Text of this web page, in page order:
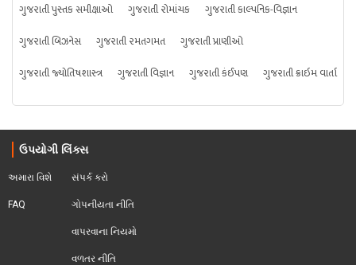
ગુજરાતી પુસ્તક સમીક્ષાઓ
ગુજરાતી રોમાંચક
ગુજરાતી કાલ્પનિક-વિજ્ઞાન
ગુજરાતી બિઝનેસ
ગુજરાતી રમતગમત
ગુજરાતી પ્રાણીઓ
ગુજરાતી જ્યોતિષશાસ્ત્ર
ગુજરાતી વિજ્ઞાન ગુજરાતી કંઈપણ ગુજરાતી ક્રાઇમ વાર્તા
ઉપયોગી લિંક્સ
અમારા વિશે
FAQ
સંપર્ક કરો
ગોપનીયતા નીતિ
વાપરવાના નિયમો
વળતર નીતિ